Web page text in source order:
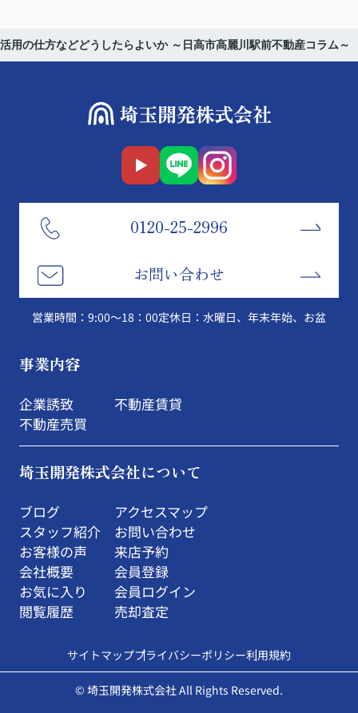
用の仕方などどうしたらよいか ～日高市高麗川駅前不動産コラム～
0120-25-2996
お問い合わせ
営業時間：9:00～18：00定休日：水曜日、年末年始、お盆
事業内容
企業誘致
不動産売買
不動産賃貸
埼玉開発株式会社について
ブログ
スタッフ紹介
お客様の声
会社概要
お気に入り
閲覧履歴
アクセスマップ
お問い合わせ
来店予約
会員登録
会員ログイン
売却査定
サイトマッププライバシーポリシー利用規約
© 埼玉開発株式会社 All Rights Reserved.